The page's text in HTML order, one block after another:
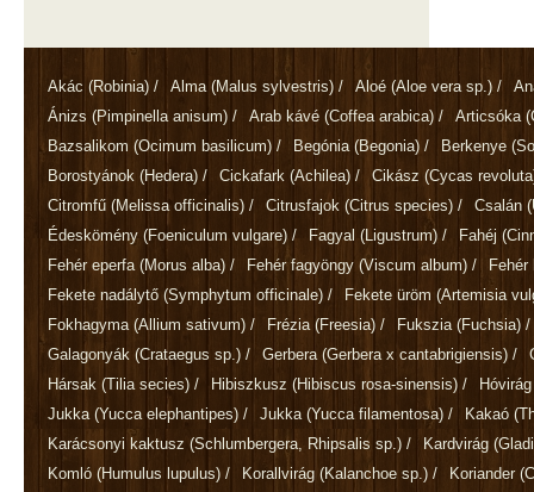
Akác (Robinia) / Alma (Malus sylvestris) / Aloé (Aloe vera sp.) /
Ánizs (Pimpinella anisum) / Arab kávé (Coffea arabica) / Articsóka
Bazsalikom (Ocimum basilicum) / Begónia (Begonia) / Berkenye
Borostyánok (Hedera) / Cickafark (Achilea) / Cikász (Cycas
Citromfű (Melissa officinalis) / Citrusfajok (Citrus species) / Csalán
Édeskömény (Foeniculum vulgare) / Fagyal (Ligustrum) / Fahéj
Fehér eperfa (Morus alba) / Fehér fagyöngy (Viscum album) /
Fekete nadálytő (Symphytum officinale) / Fekete üröm (Artemisia
Fokhagyma (Allium sativum) / Frézia (Freesia) / Fukszia (Fuchsia) /
Galagonyák (Crataegus sp.) / Gerbera (Gerbera x cantabrigiensis) /
Hársak (Tilia secies) / Hibiszkusz (Hibiscus rosa-sinensis) /
Jukka (Yucca elephantipes) / Jukka (Yucca filamentosa) / Kakaó
Karácsonyi kaktusz (Schlumbergera, Rhipsalis sp.) / Kardvirág
Komló (Humulus lupulus) / Korallvirág (Kalanchoe sp.) / Koriander